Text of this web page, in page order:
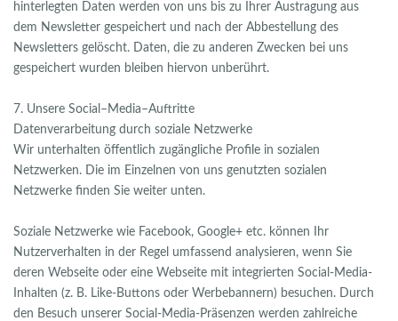
hinterlegten Daten werden von uns bis zu Ihrer Austragung aus
dem Newsletter gespeichert und nach der Abbestellung des
Newsletters gelöscht. Daten, die zu anderen Zwecken bei uns
gespeichert wurden bleiben hiervon unberührt.
7. Unsere Social–Media–Auftritte
Datenverarbeitung durch soziale Netzwerke
Wir unterhalten öffentlich zugängliche Profile in sozialen
Netzwerken. Die im Einzelnen von uns genutzten sozialen
Netzwerke finden Sie weiter unten.
Soziale Netzwerke wie Facebook, Google+ etc. können Ihr
Nutzerverhalten in der Regel umfassend analysieren, wenn Sie
deren Webseite oder eine Webseite mit integrierten Social-Media-
Inhalten (z. B. Like-Buttons oder Werbebannern) besuchen. Durch
den Besuch unserer Social-Media-Präsenzen werden zahlreiche